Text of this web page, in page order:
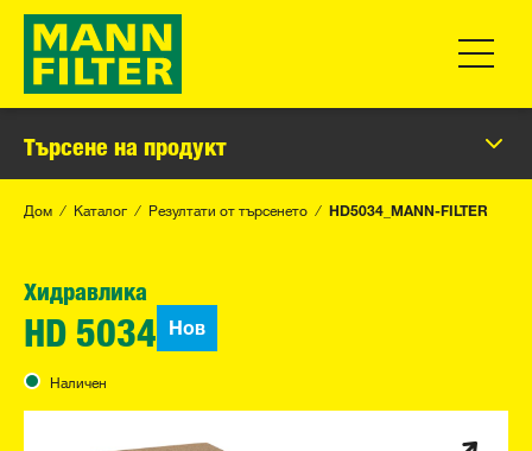
Търсене на продукт
Дом Каталог Резултати от търсенето HD5034_MANN-FILTER
Хидравлика
HD 5034 Нов
Наличен